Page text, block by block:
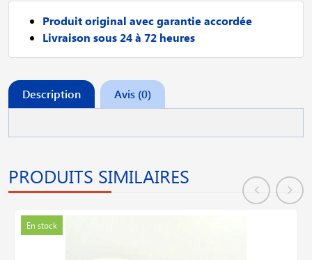
Produit original avec garantie accordée
Livraison sous 24 à 72 heures
Description Avis (0)
PRODUITS SIMILAIRES
En stock